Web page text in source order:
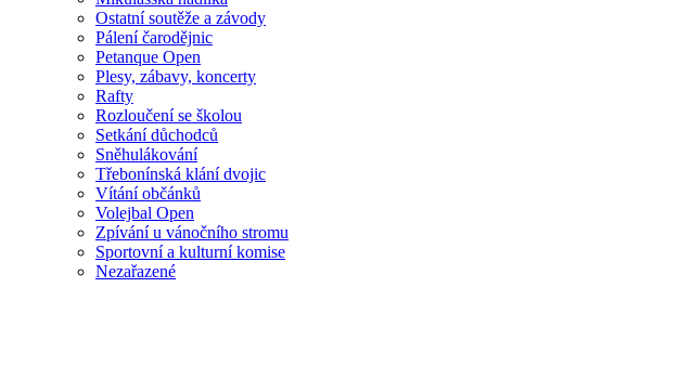
Ostatní soutěže a závody
Pálení čarodějnic
Petanque Open
Plesy, zábavy, koncerty
Rafty
Rozloučení se školou
Setkání důchodců
Sněhulákování
Třebonínská klání dvojic
Vítání občánků
Volejbal Open
Zpívání u vánočního stromu
Sportovní a kulturní komise
Nezařazené